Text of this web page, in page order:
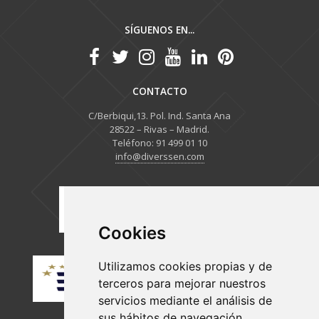
Cookies
Utilizamos cookies propias y de
terceros para mejorar nuestros
servicios mediante el análisis de
SÍGUENOS EN...
CONTACTO
C/Berbiqui,13. Pol. Ind. Santa Ana
28522 – Rivas – Madrid.
Teléfono: 91 499 01 10
info@diverssen.com